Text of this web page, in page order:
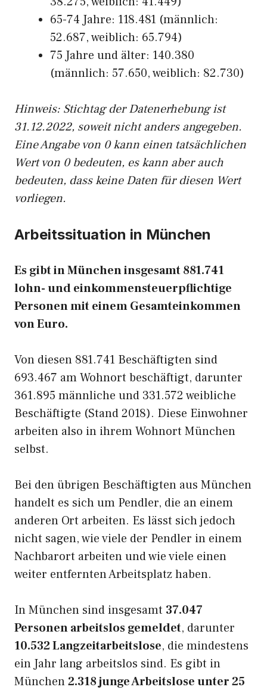
65-74 Jahre: 118.481 (männlich:
52.687, weiblich: 65.794)
75 Jahre und älter: 140.380
(männlich: 57.650, weiblich: 82.730)
Hinweis: Stichtag der Datenerhebung ist
31.12.2022, soweit nicht anders angegeben.
Eine Angabe von 0 kann einen tatsächlichen
Wert von 0 bedeuten, es kann aber auch
bedeuten, dass keine Daten für diesen Wert
vorliegen.
Arbeitssituation in München
Es gibt in München insgesamt 881.741
lohn- und einkommensteuerpflichtige
Personen mit einem Gesamteinkommen
von Euro.
Von diesen 881.741 Beschäftigten sind
693.467 am Wohnort beschäftigt, darunter
361.895 männliche und 331.572 weibliche
Beschäftigte (Stand 2018). Diese Einwohner
arbeiten also in ihrem Wohnort München
selbst.
Bei den übrigen Beschäftigten aus München
handelt es sich um Pendler, die an einem
anderen Ort arbeiten. Es lässt sich jedoch
nicht sagen, wie viele der Pendler in einem
Nachbarort arbeiten und wie viele einen
weiter entfernten Arbeitsplatz haben.
In München sind insgesamt 37.047
Personen arbeitslos gemeldet, darunter
10.532 Langzeitarbeitslose, die mindestens
ein Jahr lang arbeitslos sind. Es gibt in
München2.318 junge Arbeitslose unter 25